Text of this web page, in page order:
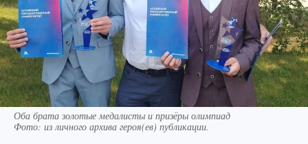
Оба брата золотые медалисты и призёры олимпиад
Фото: из личного архива героя(ев) публикации.